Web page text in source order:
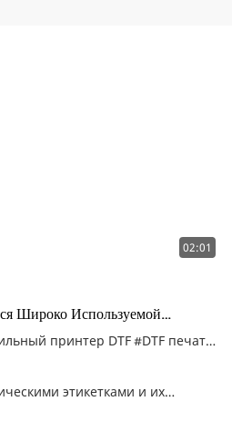
02:01
Широко Используемой
Приложения?
принтер DTF#DTF печатная машина
этикетками и их
В этом видео мы